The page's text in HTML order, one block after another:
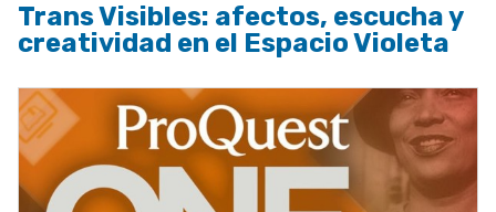
Trans Visibles: afectos, escucha y
creatividad en el Espacio Violeta